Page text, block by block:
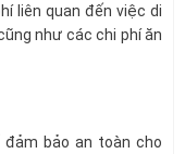
liên quan đến việc di
như các chi phí ăn
bảo an toàn cho